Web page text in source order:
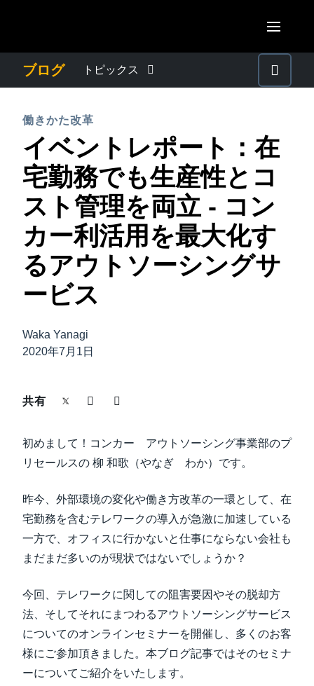
AMERICAS
Canada (Français)
México (Español)
Brasil (Português)
United Kingdom (English)
France (Français)
Deutschland (Deutsch)
Italia (Italiano)
Nederlands (English)
ASIA PACIFIC
Australia (English)
India (English)
日本（日本語)
Singapore (English)
ブログ トピックス
プレスリリース
電子帳簿保存法・インボイス制度
経理・総務の豆知識
出張・経費管理トレンド
導入事例
サステナビリティ
働きかた改革
自治体・公共機関・教育機関等
働きかた改革
イベントレポート：在
宅勤務でも生産性とコ
スト管理を両立 - コン
カー利活用を最大化す
るアウトソーシングサ
ービス
Waka Yanagi
2020年7月1日
共有
初めまして！コンカー アウトソーシング事業部のプ
リセールスの 柳 和歌（やなぎ わか）です。
昨今、外部環境の変化や働き方改革の一環として、在
宅勤務を含むテレワークの導入が急激に加速している
一方で、オフィスに行かないと仕事にならない会社も
まだまだ多いのが現状ではないでしょうか？
今回、テレワークに関しての阻害要因やその脱却方
法、そしてそれにまつわるアウトソーシングサービス
についてのオンラインセミナーを開催し、多くのお客
様にご参加頂きました。本ブログ記事ではそのセミナ
ーについてご紹介をいたします。